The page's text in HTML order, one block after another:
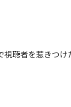
視聴者を惹きつけ